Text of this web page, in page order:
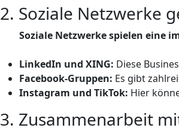
2. Soziale Netzwerke
Soziale Netzwerke spielen eine
LinkedIn und XING: Diese
Facebook-Gruppen: Es gibt
Instagram und TikTok: Hier
3. Zusammenarbeit